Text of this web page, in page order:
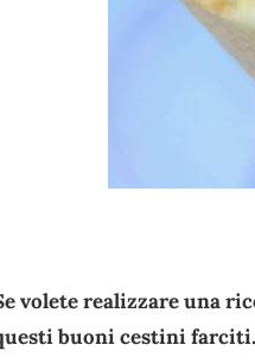
volete realizzare una
buoni cestini farciti.